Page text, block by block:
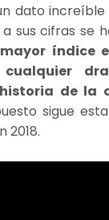
dato
sus cifras se
índice
cualquier
de la
sigue
2018.